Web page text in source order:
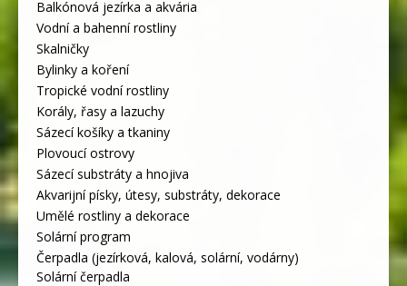
Balkónová jezírka a akvária
Vodní a bahenní rostliny
Skalničky
Bylinky a koření
Tropické vodní rostliny
Korály, řasy a lazuchy
Sázecí košíky a tkaniny
Plovoucí ostrovy
Sázecí substráty a hnojiva
Akvarijní písky, útesy, substráty, dekorace
Umělé rostliny a dekorace
Solární program
Čerpadla (jezírková, kalová, solární, vodárny)
Solární čerpadla